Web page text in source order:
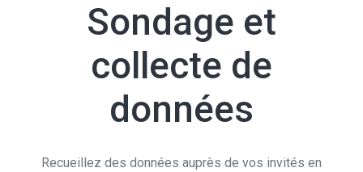
Sondage et
collecte de
données
Recueillez des données auprès de vos invités en